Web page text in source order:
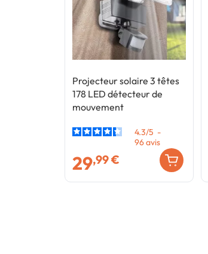
Projecteur solaire 3 têtes
178 LED détecteur de
mouvement
4.3/5 -
96avis
29,99 €